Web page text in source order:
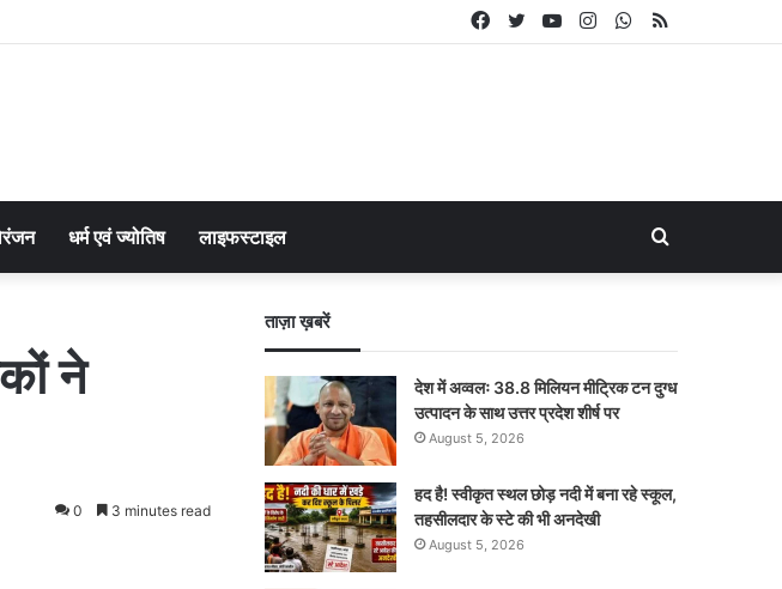
RSS
WhatsApp
Instagram
YouTube
Twitter
Facebook
धर्म एवं ज्योतिष लाइफस्टाइल Search
ने
0 3 minutes read
ताज़ा ख़बरें
देश में अव्वलः 38.8 मिलियन मीट्रिक टन दुग्ध
उत्पादन के साथ उत्तर प्रदेश शीर्ष पर
August 5, 2026
हद है! स्वीकृत स्थल छोड़ नदी में बना रहे स्कूल,
तहसीलदार के स्टे की भी अनदेखी
August 5, 2026